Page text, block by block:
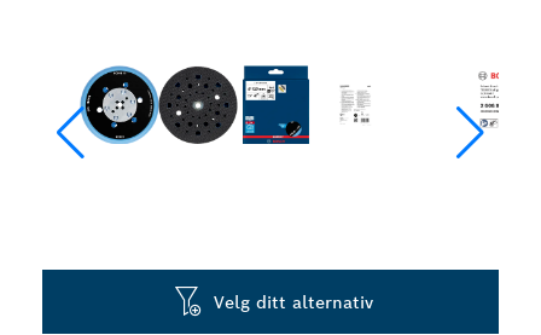
Velg ditt alternativ